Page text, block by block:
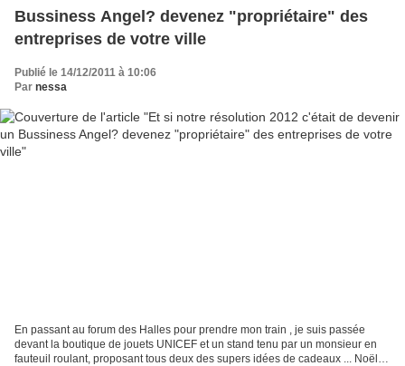
Bussiness Angel? devenez "propriétaire" des
entreprises de votre ville
Publié le 14/12/2011 à 10:06
Par nessa
En passant au forum des Halles pour prendre mon train , je suis passée
devant la boutique de jouets UNICEF et un stand tenu par un monsieur en
fauteuil roulant, proposant tous deux des supers idées de cadeaux ... Noël